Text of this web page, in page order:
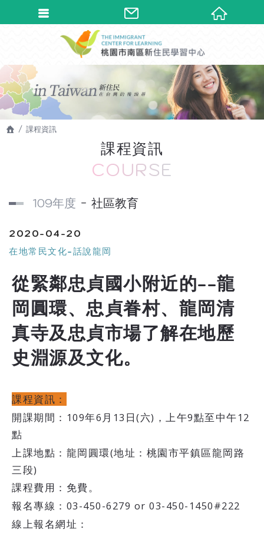
課程資訊
課程資訊
COURSE
109年度 社區教育
2020-04-20
在地常民文化-話說龍岡
從緊鄰忠貞國小附近的--龍
岡圓環、忠貞眷村、龍岡清
真寺及忠貞市場了解在地歷
史淵源及文化。
課程資訊：
開課期間：109年6月13日(六)，上午9點至中午12
點
上課地點：龍岡圓環(地址：桃園市平鎮區龍岡路
三段)
課程費用：免費。
報名專線：03-450-6279 or 03-450-1450#222
線上報名網址：